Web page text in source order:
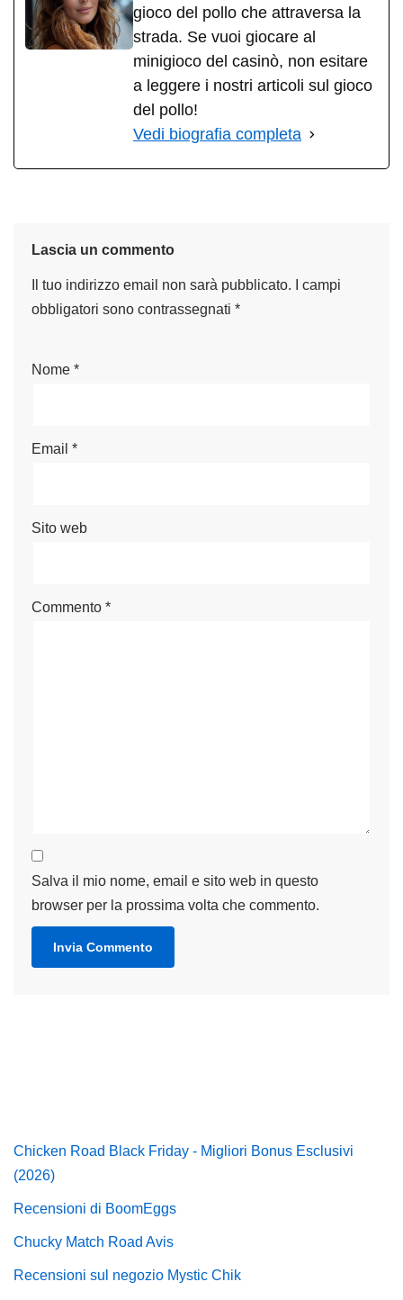
gioco del pollo che attraversa la
strada. Se vuoi giocare al
minigioco del casinò, non esitare
a leggere i nostri articoli sul gioco
del pollo!
Vedi biografia completa
Lascia un commento
Il tuo indirizzo email non sarà pubblicato.
I campi
obbligatori sono contrassegnati *
Nome *
Email *
Sito web
Commento *
Salva il mio nome, email e sito web in questo
browser per la prossima volta che commento.
Chicken Road Black Friday - Migliori Bonus Esclusivi
(2026)
Recensioni di BoomEggs
Chucky Match Road Avis
Recensioni sul negozio Mystic Chik